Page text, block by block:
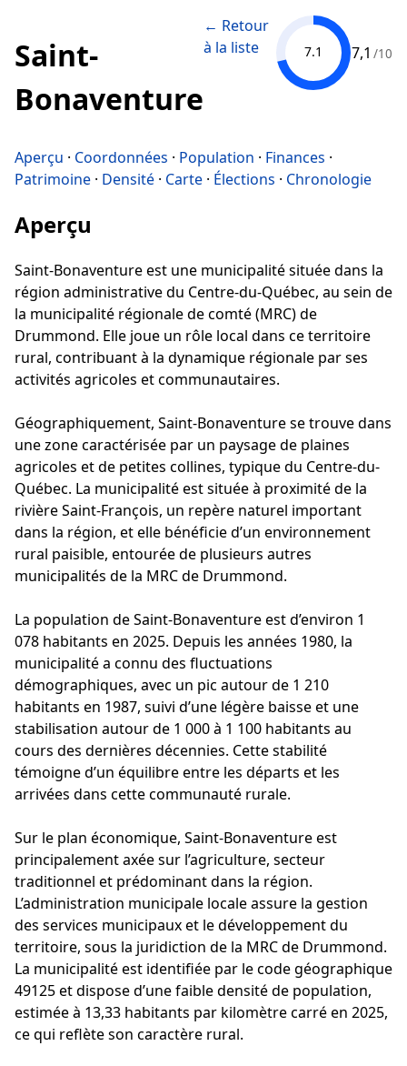
Saint-
Bonaventure
← Retour
à la liste
7.1 7,1 /10
Aperçu · Coordonnées · Population · Finances ·
Patrimoine · Densité · Carte · Élections · Chronologie
Aperçu
Saint-Bonaventure est une municipalité située dans la
région administrative du Centre-du-Québec, au sein de
la municipalité régionale de comté (MRC) de
Drummond. Elle joue un rôle local dans ce territoire
rural, contribuant à la dynamique régionale par ses
activités agricoles et communautaires.
Géographiquement, Saint-Bonaventure se trouve dans
une zone caractérisée par un paysage de plaines
agricoles et de petites collines, typique du Centre-du-
Québec. La municipalité est située à proximité de la
rivière Saint-François, un repère naturel important
dans la région, et elle bénéficie d’un environnement
rural paisible, entourée de plusieurs autres
municipalités de la MRC de Drummond.
La population de Saint-Bonaventure est d’environ 1
078 habitants en 2025. Depuis les années 1980, la
municipalité a connu des fluctuations
démographiques, avec un pic autour de 1 210
habitants en 1987, suivi d’une légère baisse et une
stabilisation autour de 1 000 à 1 100 habitants au
cours des dernières décennies. Cette stabilité
témoigne d’un équilibre entre les départs et les
arrivées dans cette communauté rurale.
Sur le plan économique, Saint-Bonaventure est
principalement axée sur l’agriculture, secteur
traditionnel et prédominant dans la région.
L’administration municipale locale assure la gestion
des services municipaux et le développement du
territoire, sous la juridiction de la MRC de Drummond.
La municipalité est identifiée par le code géographique
49125 et dispose d’une faible densité de population,
estimée à 13,33 habitants par kilomètre carré en 2025,
ce qui reflète son caractère rural.